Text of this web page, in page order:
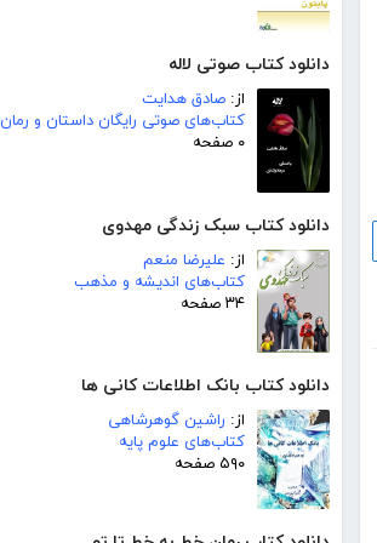
دانلود کتاب صوتی لاله
از: صادق هدایت
کتاب‌های صوتی رایگان داستان و رمان
۰ صفحه
دانلود کتاب سبک زندگی مهدوی
از: علیرضا منعم
کتاب‌های اندیشه و مذهب
۳۴ صفحه
دانلود کتاب بانک اطلاعات کانی ها
از: راشین گوهرشاهی
کتاب‌های علوم پایه
۵۹۰ صفحه